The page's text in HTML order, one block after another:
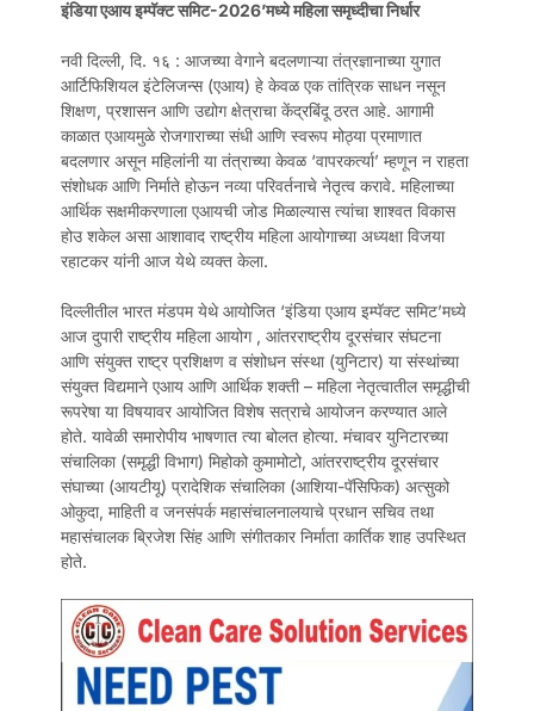
इंडिया एआय इम्पॅक्ट समिट-2026’मध्ये महिला समृध्दीचा निर्धार
नवी दिल्ली, दि. १६ : आजच्या वेगाने बदलणाऱ्या तंत्रज्ञानाच्या युगात
आर्टिफिशियल इंटेलिजन्स (एआय) हे केवळ एक तांत्रिक साधन नसून
शिक्षण, प्रशासन आणि उद्योग क्षेत्राचा केंद्रबिंदू ठरत आहे. आगामी
काळात एआयमुळे रोजगाराच्या संधी आणि स्वरूप मोठ्या प्रमाणात
बदलणार असून महिलांनी या तंत्राच्या केवळ ‘वापरकर्त्या’ म्हणून न राहता
संशोधक आणि निर्माते होऊन नव्या परिवर्तनाचे नेतृत्व करावे. महिलाच्या
आर्थिक सक्षमीकरणाला एआयची जोड मिळाल्यास त्यांचा शाश्वत विकास
होउ शकेल असा आशावाद राष्ट्रीय महिला आयोगाच्या अध्यक्षा विजया
रहाटकर यांनी आज येथे व्यक्त केला.
दिल्लीतील भारत मंडपम येथे आयोजित ‘इंडिया एआय इम्पॅक्ट समिट’मध्ये
आज दुपारी राष्ट्रीय महिला आयोग , आंतरराष्ट्रीय दूरसंचार संघटना
आणि संयुक्त राष्ट्र प्रशिक्षण व संशोधन संस्था (युनिटार) या संस्थांच्या
संयुक्त विद्यमाने एआय आणि आर्थिक शक्ती – महिला नेतृत्वातील समृद्धीची
रूपरेषा या विषयावर आयोजित विशेष सत्राचे आयोजन करण्यात आले
होते. यावेळी समारोपीय भाषणात त्या बोलत होत्या. मंचावर युनिटारच्या
संचालिका (समृद्धी विभाग) मिहोको कुमामोटो, आंतरराष्ट्रीय दूरसंचार
संघाच्या (आयटीयू) प्रादेशिक संचालिका (आशिया-पॅसिफिक) अत्सुको
ओकुदा, माहिती व जनसंपर्क महासंचालनालयाचे प्रधान सचिव तथा
महासंचालक ब्रिजेश सिंह आणि संगीतकार निर्माता कार्तिक शाह उपस्थित
होते.